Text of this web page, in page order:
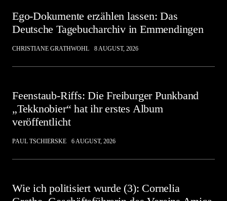
Ego-Dokumente erzählen lassen: Das
Deutsche Tagebucharchiv in Emmendingen
CHRISTIANE GRATHWOHL 8 AUGUST, 2026
Feenstaub-Riffs: Die Freiburger Punkband
„Tekknobier“ hat ihr erstes Album
veröffentlicht
PAUL TSCHIERSKE 6 AUGUST, 2026
Wie ich politisiert wurde (3): Cornelia